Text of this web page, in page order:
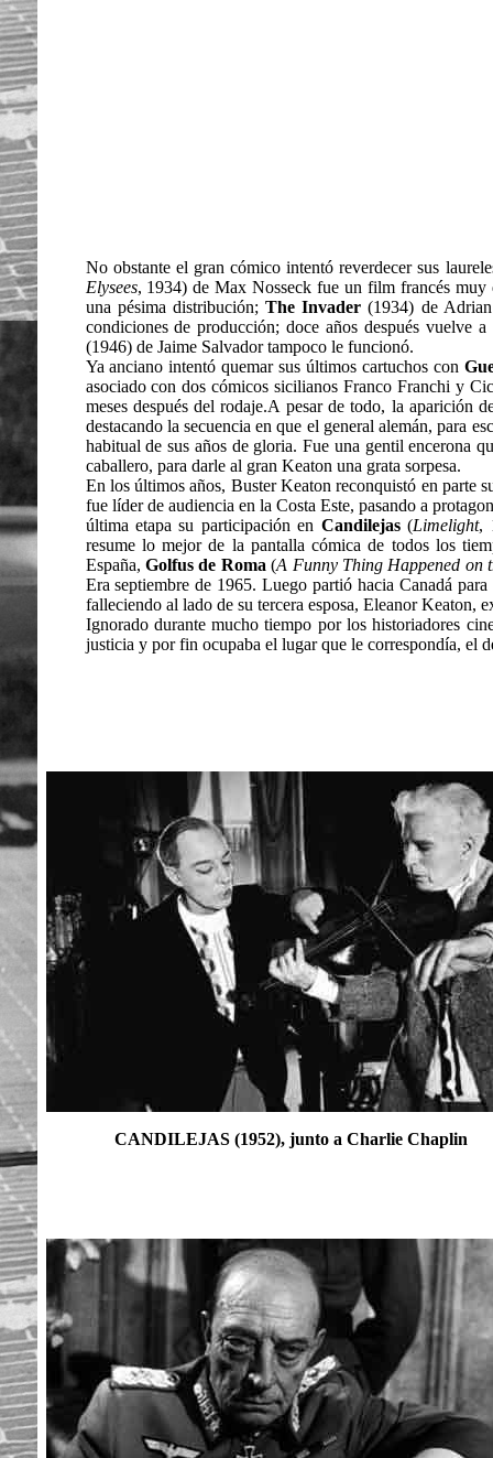
No obstante el gran cómico intentó reverdecer sus
Elysees, 1934) de Max Nosseck fue un film francés
una pésima distribución; The Invader (1934) de
condiciones de producción; doce años después vuelve
(1946) de Jaime Salvador tampoco le funcionó.
Ya anciano intentó quemar sus últimos cartuchos con
asociado con dos cómicos sicilianos Franco Franchi y
meses después del rodaje.A pesar de todo, la aparición
destacando la secuencia en que el general alemán, para
habitual de sus años de gloria. Fue una gentil encerona
caballero, para darle al gran Keaton una grata sorpesa.
En los últimos años, Buster Keaton reconquistó en parte
fue líder de audiencia en la Costa Este, pasando a
última etapa su participación en Candilejas(Limelight,
resume lo mejor de la pantalla cómica de todos los
España, Golfus de Roma (A Funny Thing Happened on
Era septiembre de 1965. Luego partió hacia Canadá
falleciendo al lado de su tercera esposa, Eleanor Keaton,
Ignorado durante mucho tiempo por los historiadores
justicia y por fin ocupaba el lugar que le correspondía, el
CANDILEJAS (1952), junto a Charlie Chaplin